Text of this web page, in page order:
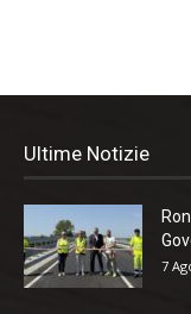
Ultime Notizie
7